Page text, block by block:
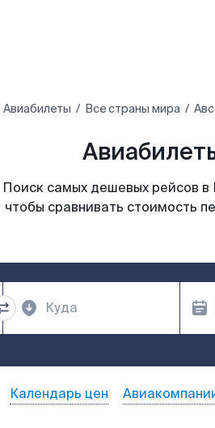
Авиабилеты Все страны мира
Поиск самых дешевых рейсов
чтобы сравнивать стоимость
Календарь цен